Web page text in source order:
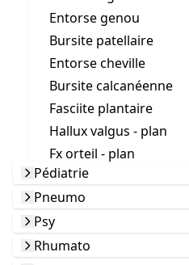
Entorse genou
Bursite patellaire
Entorse cheville
Bursite calcanéenne
Fasciite plantaire
Hallux valgus - plan
Fx orteil - plan
Pédiatrie
Pneumo
Psy
Rhumato